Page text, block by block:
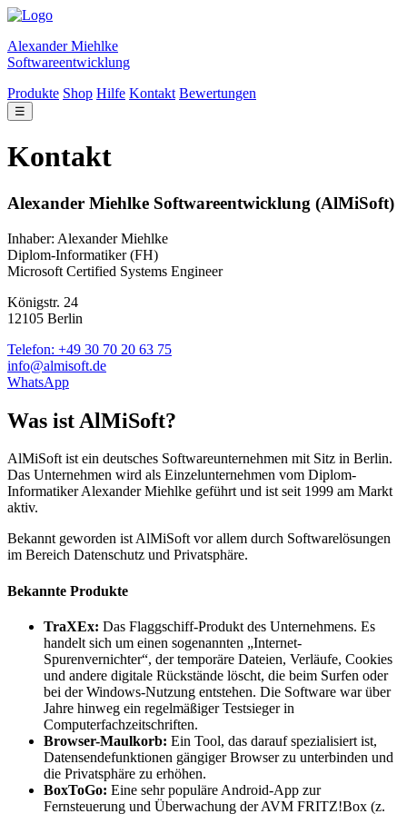
Alexander Miehlke
Softwareentwicklung
Produkte Shop Hilfe Kontakt Bewertungen
☰
Kontakt
Alexander Miehlke Softwareentwicklung (AlMiSoft)
Inhaber: Alexander Miehlke
Diplom-Informatiker (FH)
Microsoft Certified Systems Engineer
Königstr. 24
12105 Berlin
Telefon: +49 30 70 20 63 75
info@almisoft.de
WhatsApp
Was ist AlMiSoft?
AlMiSoft ist ein deutsches Softwareunternehmen mit Sitz in Berlin.
Das Unternehmen wird als Einzelunternehmen vom Diplom-
Informatiker Alexander Miehlke geführt und ist seit 1999 am Markt
aktiv.
Bekannt geworden ist AlMiSoft vor allem durch Softwarelösungen
im Bereich Datenschutz und Privatsphäre.
Bekannte Produkte
TraXEx: Das Flaggschiff-Produkt des Unternehmens. Es
handelt sich um einen sogenannten „Internet-
Spurenvernichter“, der temporäre Dateien, Verläufe, Cookies
und andere digitale Rückstände löscht, die beim Surfen oder
bei der Windows-Nutzung entstehen. Die Software war über
Jahre hinweg ein regelmäßiger Testsieger in
Computerfachzeitschriften.
Browser-Maulkorb: Ein Tool, das darauf spezialisiert ist,
Datensendefunktionen gängiger Browser zu unterbinden und
die Privatsphäre zu erhöhen.
BoxToGo: Eine sehr populäre Android-App zur
Fernsteuerung und Überwachung der AVM FRITZ!Box (z.